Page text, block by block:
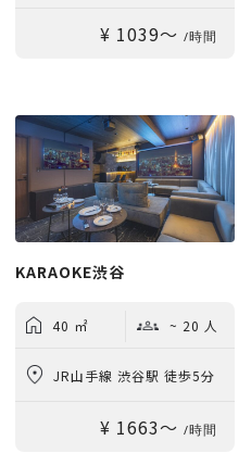
徒歩1分¥ 1039〜 /時間
KARAOKE渋谷
40 ㎡ ~ 20 人
JR山手線 渋谷駅 徒歩5分
¥ 1663〜 /時間